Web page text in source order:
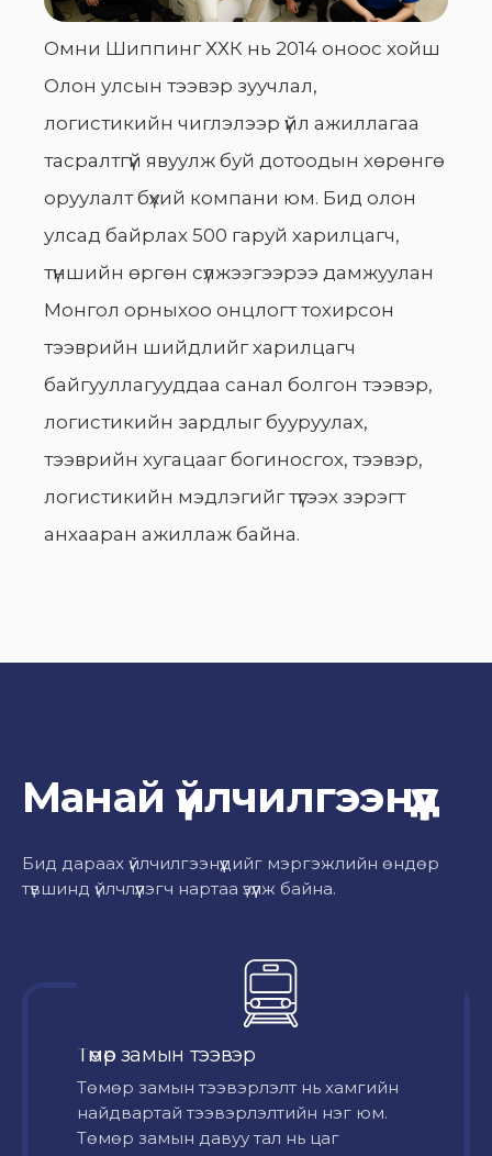
Омни Шиппинг ХХК нь 2014 оноос хойш
Олон улсын тээвэр зуучлал,
логистикийн чиглэлээр үйл ажиллагаа
тасралтгүй явуулж буй дотоодын хөрөнгө
оруулалт бүхий компани юм. Бид олон
улсад байрлах 500 гаруй харилцагч,
түншийн өргөн сүлжээгээрээ дамжуулан
Монгол орныхоо онцлогт тохирсон
тээврийн шийдлийг харилцагч
байгууллагууддаа санал болгон тээвэр,
логистикийн зардлыг бууруулах,
тээврийн хугацааг богиносгох, тээвэр,
логистикийн мэдлэгийг түгээх зэрэгт
анхааран ажиллаж байна.
Манай үйлчилгээнүүд
Бид дараах үйлчилгээнүүдийг мэргэжлийн өндөр
түвшинд үйлчлүүлэгч нартаа үзүүлж байна.
Төмөр замын тээвэр
Төмөр замын тээвэрлэлт нь хамгийн
найдвартай тээвэрлэлтийн нэг юм.
Төмөр замын давуу тал нь цаг